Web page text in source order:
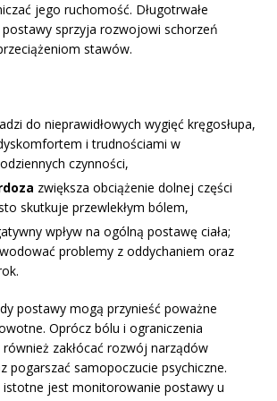
jego ruchomość. Długotrwałe
postawy sprzyja rozwojowi schorzeń
stawów.
do nieprawidłowych wygięć kręgosłupa,
i trudnościami w
czynności,
zwiększa obciążenie dolnej części
skutkuje przewlekłym bólem,
wpływ na ogólną postawę ciała;
problemy z oddychaniem oraz
postawy mogą przynieść poważne
Oprócz bólu i ograniczenia
zakłócać rozwój narządów
pogarszać samopoczucie psychiczne.
istotne jest monitorowanie postawy u